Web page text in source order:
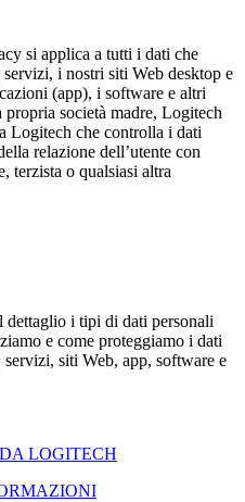
si applica a tutti i dati che
i nostri siti Web desktop e
(app), i software e altri
società madre, Logitech
Logitech che controlla i dati
relazione dell’utente con
terzista o qualsiasi altra
dettaglio i tipi di dati personali
e come proteggiamo i dati
siti Web, app, software e
LOGITECH